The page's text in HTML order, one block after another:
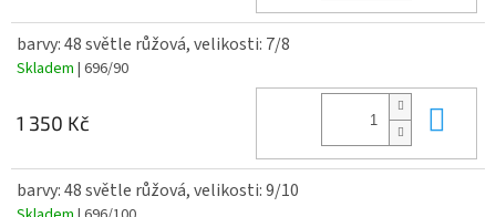
barvy: 48 světle růžová, velikosti: 7/8
Skladem | 696/90
1 350 Kč
barvy: 48 světle růžová, velikosti: 9/10